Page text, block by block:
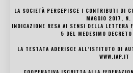
LA SOCIETÀ PERCEPISCE I CONTRIBUTI DI
MAGGIO 2017,
INDICAZIONE RESA AI SENSI DELLA LETTERA
5 DEL MEDESIMO
LA TESTATA ADERISCE ALL’ISTITUTO DI
WWW.IAP.IT